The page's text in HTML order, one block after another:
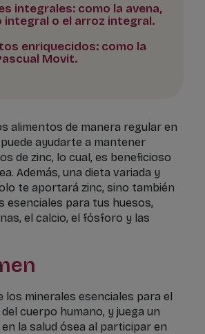
integrales: como la avena,
integral o el arroz integral.
enriquecidos: como la
Movit.
alimentos de manera regular en
ayudarte a mantener
de zinc, lo cual, es beneficioso
Además, una dieta variada y
te aportará zinc, sino también
para tus huesos,
el calcio, el fósforo y las
los minerales esenciales para el
cuerpo humano, y juega un
la salud ósea al participar en